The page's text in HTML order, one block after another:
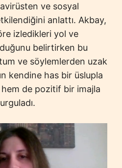
ve sosyal
anlattı. Akbay,
izledikleri yol ve
belirtirken bu
ve söylemlerden uzak
kendine has bir üslupla
hem de pozitif bir imajla